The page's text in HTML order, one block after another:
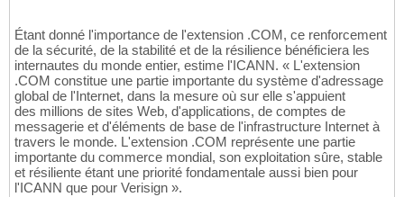
Étant donné l'importance de l'extension .COM, ce renforcement
de la sécurité, de la stabilité et de la résilience bénéficiera les
internautes du monde entier, estime l'ICANN. « L'extension
.COM constitue une partie importante du système d'adressage
global de l'Internet, dans la mesure où sur elle s'appuient
des millions de sites Web, d'applications, de comptes de
messagerie et d'éléments de base de l'infrastructure Internet à
travers le monde. L'extension .COM représente une partie
importante du commerce mondial, son exploitation sûre, stable
et résiliente étant une priorité fondamentale aussi bien pour
l'ICANN que pour Verisign ».